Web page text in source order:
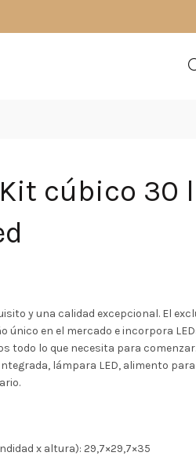
cúbico 30
y una calidad excepcional. El
único en el mercado e incorpora
todo lo que necesita para comenzar.
lámpara LED, alimento para
x altura): 29,7×29,7×35